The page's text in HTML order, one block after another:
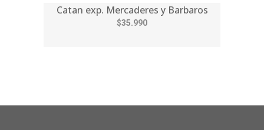
Catan exp. Mercaderes y Barbaros
$35.990